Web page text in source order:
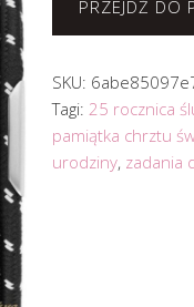
PRZEJDŹ DO
SKU:
Tagi: 25 rocznica
pamiątka chrztu
urodziny, zadania